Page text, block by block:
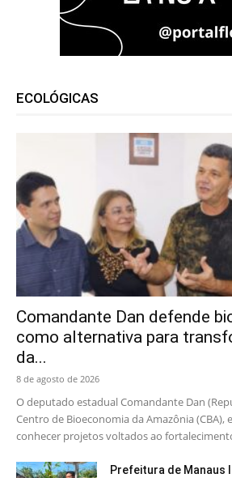
ECOLÓGICAS
Comandante Dan defende
como alternativa para
da...
8 de agosto de 2026
O deputado estadual Comandante Dan
Centro de Bioeconomia da Amazônia (CBA),
conhecer projetos voltados ao
Prefeitura de Manaus